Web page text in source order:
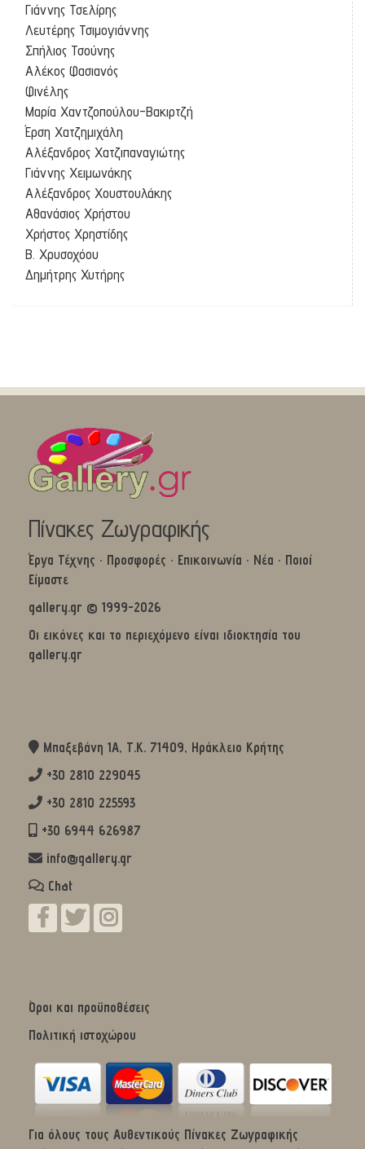
Γιάννης Τσελίρης
Λευτέρης Τσιμογιάννης
Σπήλιος Τσούνης
Αλέκος Φασιανός
Φινέλης
Μαρία Χαντζοπούλου-Βακιρτζή
Έρση Χατζημιχάλη
Αλέξανδρος Χατζιπαναγιώτης
Γιάννης Χειμωνάκης
Αλέξανδρος Χουστουλάκης
Αθανάσιος Χρήστου
Χρήστος Χρηστίδης
Β. Χρυσοχόου
Δημήτρης Χυτήρης
Πίνακες Ζωγραφικής
Έργα Τέχνης · Προσφορές · Επικοινωνία · Νέα · Ποιοί
Είμαστε
gallery.gr © 1999-2026
Οι εικόνες και το περιεχόμενο είναι ιδιοκτησία του
gallery.gr
Μπαξεβάνη 1Α, Τ.Κ. 71409, Ηράκλειο Κρήτης
+30 2810 229045
+30 2810 225593
+30 6944 626987
info@gallery.gr
Chat
Όροι και προϋποθέσεις
Πολιτική ιστοχώρου
Για όλους τους Αυθεντικούς Πίνακες Ζωγραφικής